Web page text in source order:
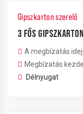
Gipszkarton szerelő
3 FŐS
A megbízatás
Megbízatás
Délnyugat